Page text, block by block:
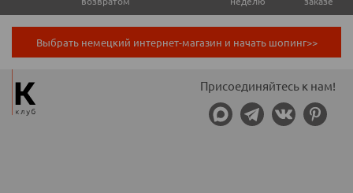
Выбрать немецкий интернет-магазин и начать шопинг>>
Присоединяйтесь к нам!